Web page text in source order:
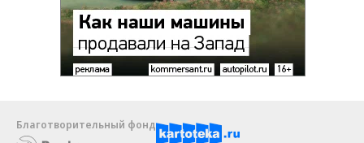
Благотворительный фонд